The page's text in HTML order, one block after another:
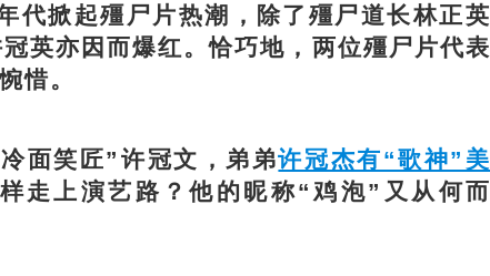
掀起殭尸片热潮，除了殭尸道长林正英
英亦因而爆红。恰巧地，两位殭尸片代表
惜。
面笑匠”许冠文，弟弟许冠杰有“歌神”美
走上演艺路？他的昵称“鸡泡”又从何而